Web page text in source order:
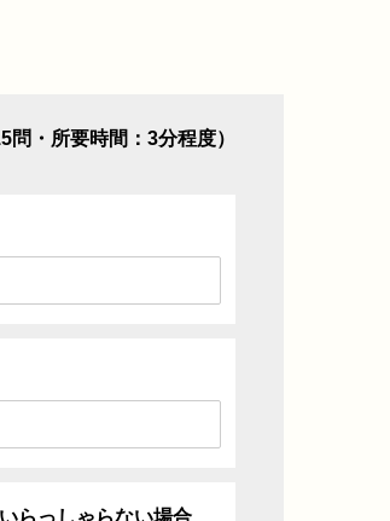
・所要時間：3分程度）
らっしゃらない場合